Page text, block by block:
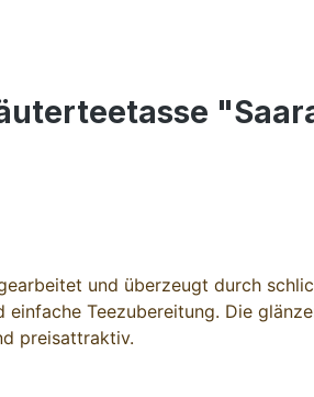
und überzeugt durch
Teezubereitung. Die
preisattraktiv.